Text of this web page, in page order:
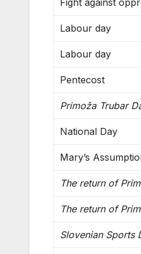
Fight against
Labour day
Labour day
Pentecost
Primoža Trubar
National Day
Mary’s
The return of
The return of
Slovenian Sports